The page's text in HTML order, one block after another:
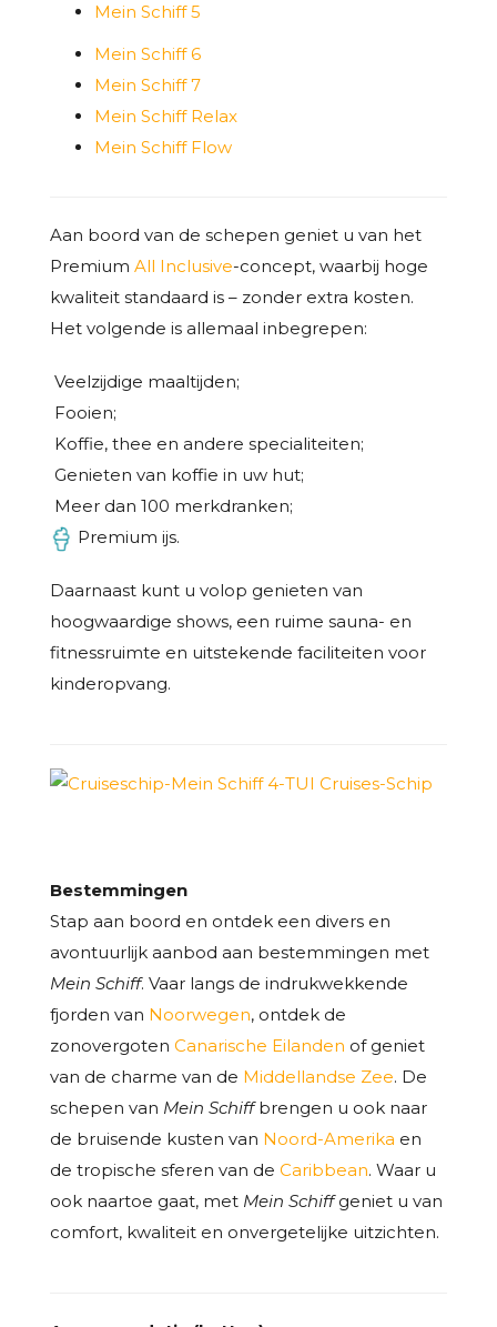
Mein Schiff 5
Mein Schiff 6
Mein Schiff 7
Mein Schiff Relax
Mein Schiff Flow
Aan boord van de schepen geniet u van het
Premium All Inclusive-concept, waarbij hoge
kwaliteit standaard is – zonder extra kosten.
Het volgende is allemaal inbegrepen:
Veelzijdige maaltijden;
Fooien;
Koffie, thee en andere specialiteiten;
Genieten van koffie in uw hut;
Meer dan 100 merkdranken;
Premium ijs.
Daarnaast kunt u volop genieten van
hoogwaardige shows, een ruime sauna- en
fitnessruimte en uitstekende faciliteiten voor
kinderopvang.
Bestemmingen
Stap aan boord en ontdek een divers en
avontuurlijk aanbod aan bestemmingen met
Mein Schiff. Vaar langs de indrukwekkende
fjorden van Noorwegen, ontdek de
zonovergoten Canarische Eilanden of geniet
van de charme van de Middellandse Zee. De
schepen van Mein Schiffbrengen u ook naar
de bruisende kusten van Noord-Amerika en
de tropische sferen van de Caribbean. Waar u
ook naartoe gaat, met Mein Schiffgeniet u van
comfort, kwaliteit en onvergetelijke uitzichten.